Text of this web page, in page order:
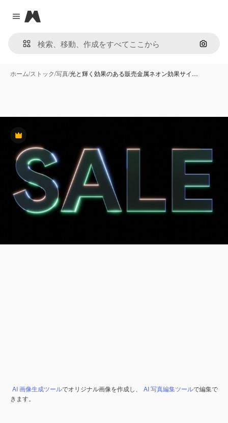
Close menu
Magnific
画像で
ホーム/ストック/写真/光と輝く効果のある販売金属ネオン効果サイ…
Premium
AI 画像生成ツールでオリジナル画像を作成し、 AI 写真編集ツールで編集で
きます。